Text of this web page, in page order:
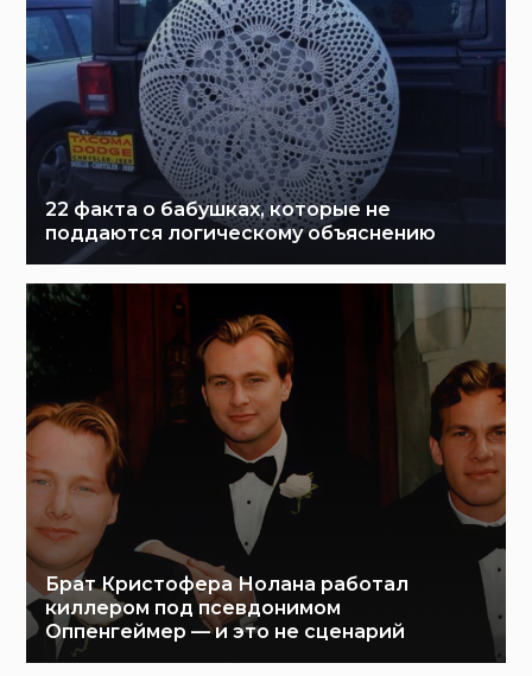
22 факта о бабушках, которые не
поддаются логическому объяснению
Брат Кристофера Нолана работал
киллером под псевдонимом
Оппенгеймер — и это не сценарий